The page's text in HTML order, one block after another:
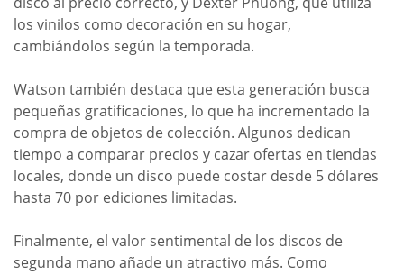
los vinilos como decoración en su hogar,
cambiándolos según la temporada.
Watson también destaca que esta generación busca
pequeñas gratificaciones, lo que ha incrementado la
compra de objetos de colección. Algunos dedican
tiempo a comparar precios y cazar ofertas en tiendas
locales, donde un disco puede costar desde 5 dólares
hasta 70 por ediciones limitadas.
Finalmente, el valor sentimental de los discos de
segunda mano añade un atractivo más. Como